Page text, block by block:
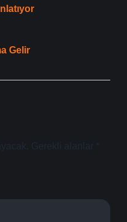
Gelir
Gerekli alanlar *